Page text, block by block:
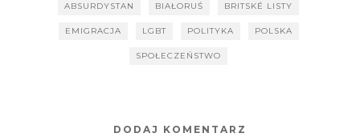
ABSURDYSTAN BIAŁORUŚ BRITSKÉ LISTY
EMIGRACJA LGBT POLITYKA POLSKA
SPOŁECZEŃSTWO
DODAJ KOMENTARZ